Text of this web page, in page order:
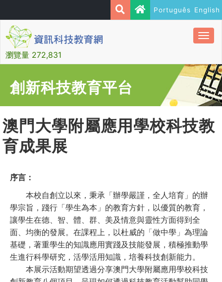
English
Português
瀏覽量 272,831
創新科技教育平台
澳門大學附屬應用學校科技教
育成果展
序言：
本校自創立以來，秉承「辦學嚴謹，全人培育」的辦
學宗旨，踐行「學生為本」的教育方針，以優質的教育，
讓學生在德、智、體、群、美及情意與靈性方面得到全
面、均衡的發展。在課程上，以杜威的「做中學」為理論
基礎，著重學生的知識應用實踐及技能發展，積極推動學
生進行科學研究，活學活用知識，培養科技創新能力。
本展示活動期望透過分享澳門大學附屬應用學校科技